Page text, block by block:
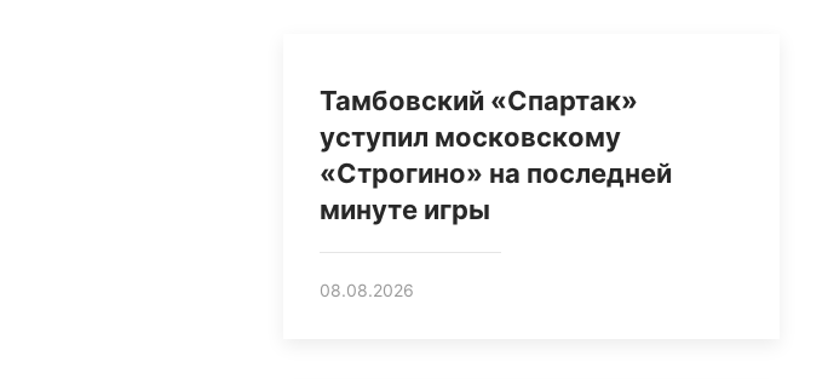
Тамбовский «Спартак»
уступил московскому
«Строгино» на последней
минуте игры
08.08.2026